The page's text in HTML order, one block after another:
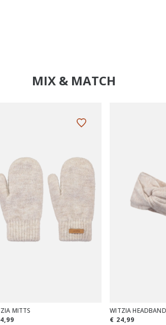
MIX & MATCH
MITTS
WITZIA HEADBAND
€ 24,99